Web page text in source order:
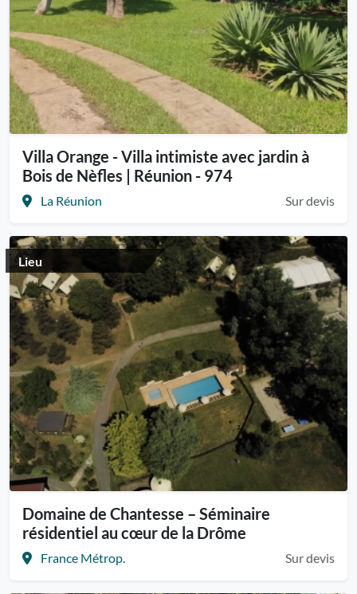
Villa Orange - Villa intimiste avec jardin à
Bois de Nèfles | Réunion - 974
La Réunion Sur devis
Lieu
Domaine de Chantesse – Séminaire
résidentiel au cœur de la Drôme
France Métrop. Sur devis